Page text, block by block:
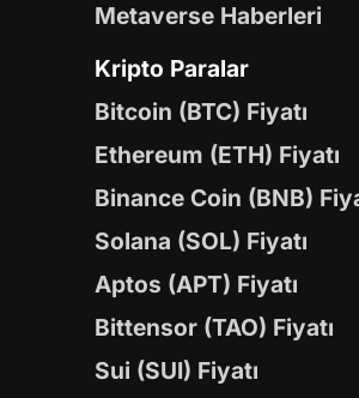
Metaverse Haberleri
Kripto Paralar
Bitcoin (BTC) Fiyatı
Ethereum (ETH) Fiyatı
Binance Coin (BNB)
Solana (SOL) Fiyatı
Aptos (APT) Fiyatı
Bittensor (TAO) Fiyatı
Sui (SUI) Fiyatı